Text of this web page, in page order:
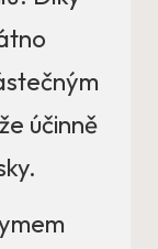
účinně